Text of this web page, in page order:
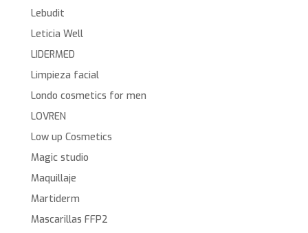
Lebudit
Leticia Well
LIDERMED
Limpieza facial
Londo cosmetics for men
LOVREN
Low up Cosmetics
Magic studio
Maquillaje
Martiderm
Mascarillas FFP2